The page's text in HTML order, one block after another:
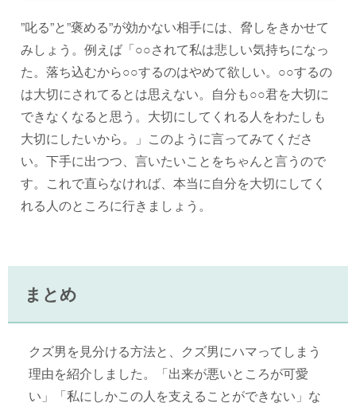
”叱る”と”褒める”が効かない相手には、脅しをきかせて
みしょう。例えば「○○されて私は悲しい気持ちになっ
た。落ち込むから○○するのはやめて欲しい。○○するの
は大切にされてるとは思えない。自分も○○君を大切に
できなくなると思う。大切にしてくれる人をわたしも
大切にしたいから。」このように言ってみてくださ
い。下手に出つつ、言いたいことをちゃんと言うので
す。これで直らなければ、本当に自分を大切にしてく
れる人のところに行きましょう。
まとめ
クズ男を見分ける方法と、クズ男にハマってしまう
理由を紹介しました。「出来が悪いところが可愛
い」「私にしかこの人を支えることができない」な